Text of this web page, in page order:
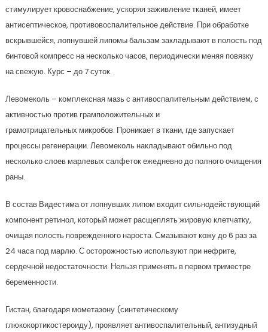
стимулирует кровоснабжение, ускоряя заживление тканей, имеет
антисептическое, противовоспалительное действие. При обработке
вскрывшейся, лопнувшей липомы бальзам закладывают в полость под
бинтовой компресс на несколько часов, периодически меняя повязку
на свежую. Курс – до 7 суток.
Левомеколь – комплексная мазь с антивоспалительным действием, с
активностью против грамположительных и
грамотрицательных микробов. Проникает в ткани, где запускает
процессы регенерации. Левомеколь накладывают обильно под
несколько слоев марлевых салфеток ежедневно до полного очищения
раны.
В состав Видестима от лопнувших липом входит сильнодействующий
компонент ретинол, который может расщеплять жировую клетчатку,
очищая полость поврежденного нароста. Смазывают кожу до 6 раз за
24 часа под марлю. С осторожностью используют при нефрите,
сердечной недостаточности. Нельзя применять в первом триместре
беременности.
Гистан, благодаря мометазону (синтетическому
глюкокортикостероиду), проявляет антивоспалительный, антизудный